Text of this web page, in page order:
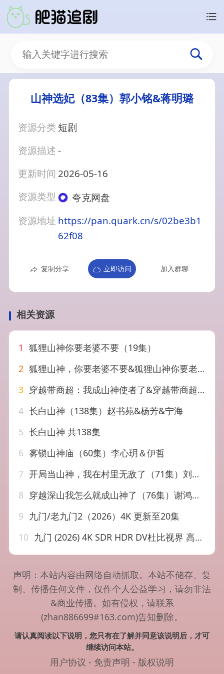
山神选妃（83集）郭小铭&蒋明璐
资源分类 短剧
资源描述-
更新时间 2026-05-16
资源类型
夸克网盘
资源地址 https://pan.quark.cn/s/02be3b1
62f08
复制分享 立即访问 加入群聊
相关资源
1 狐狸山神你要老婆不要（19集）
2 狐狸山神，你要老婆不要&狐狸山神你要老婆不要（19集）AI短剧
3 穿越带商超：我成山神使者了&穿越带商超我成山神使者了（129集）胡耀&廖静怡
4 长白山神（138集）赵书苑&杨芳&宁海
5 长白山神 共138集
6 雾锁山神庙（60集）李心玥＆伊哲
7 开局当山神，我在村里无敌了（71集）刘峰硕＆刘凯伦＆陈沐琳＆邱卓雅
8 穿越深山我怎么就成山神了（76集）谢鸿鑫&田熙雯
9 九门/老九门2（2026）4K 更新至20集
10 九门‎ (2026) 4K SDR HDR DV杜比视界 高码率 DTS5.1+DDP5.1 中字 更19集，陈伟霆/陈瑶/曾舜晞，老九门2
声明：本站内容由网络自动抓取。本站不储存、复
制、传播任何文件，仅作个人公益学习，请勿非法
&商业传播。如有侵权，请联系
(zhan886699#163.com)告知删除。
请认真阅读以下说明，您只有在了解并同意该说明后，才可
继续访问本站。
用户协议 - 免责声明 - 版权说明